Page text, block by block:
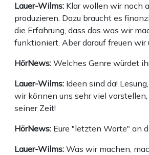
Lauer-Wilms: Klar wollen wir noch
produzieren. Dazu braucht es
die Erfahrung, dass das was wir
funktioniert. Aber darauf freuen wir
HörNews: Welches Genre würdet
Lauer-Wilms: Ideen sind da!
wir können uns sehr viel vorstellen,
seiner Zeit!
HörNews: Eure "letzten Worte" an
Lauer-Wilms: Was wir machen,